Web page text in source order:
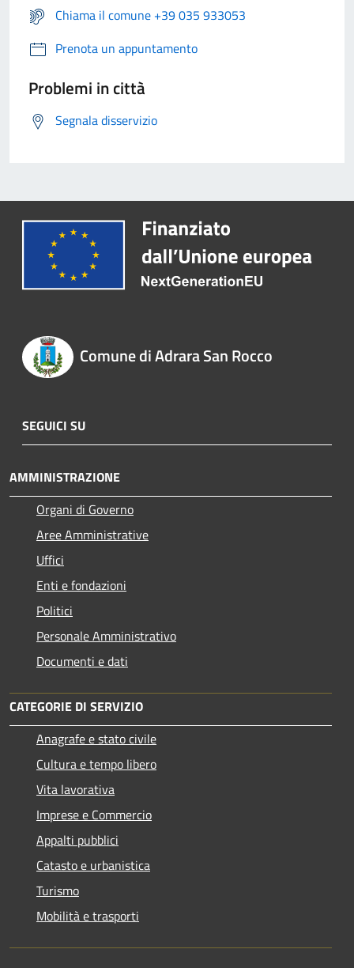
Chiama il comune +39 035 933053
Prenota un appuntamento
Problemi in città
Segnala disservizio
Comune di Adrara San Rocco
SEGUICI SU
AMMINISTRAZIONE
Organi di Governo
Aree Amministrative
Uffici
Enti e fondazioni
Politici
Personale Amministrativo
Documenti e dati
CATEGORIE DI SERVIZIO
Anagrafe e stato civile
Cultura e tempo libero
Vita lavorativa
Imprese e Commercio
Appalti pubblici
Catasto e urbanistica
Turismo
Mobilità e trasporti